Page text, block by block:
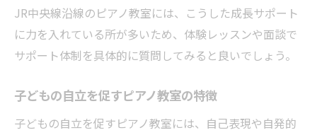
JR中央線沿線のピアノ教室には、こうした成長サポート
に力を入れている所が多いため、体験レッスンや面談で
サポート体制を具体的に質問してみると良いでしょう。
子どもの自立を促すピアノ教室の特徴
子どもの自立を促すピアノ教室には、自己表現や自発的